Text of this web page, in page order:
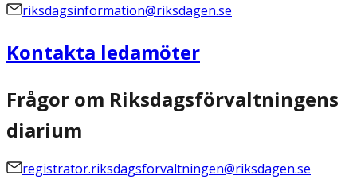
riksdagsinformation@riksdagen.se
Kontakta ledamöter
Frågor om Riksdagsförvaltningens
diarium
registrator.riksdagsforvaltningen@riksdagen.se